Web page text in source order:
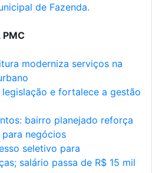
de Fazenda.
PMC
moderniza serviços na
e fortalece a gestão
bairro planejado reforça
negócios
seletivo para
salário passa de R$ 15 mil